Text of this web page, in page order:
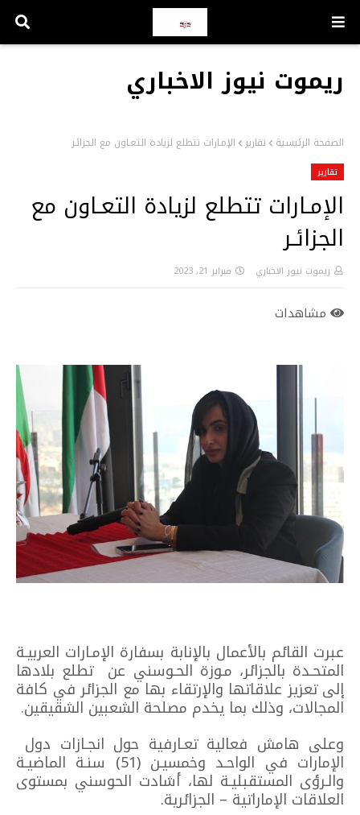
ريموت نيوز الاخباري
الصفحة الرئيسية تقارير الإمـارات تتطلع لزيادة التعـاون مع الجزائـر
تقارير
الإمـارات تتطلع لزيادة التعـاون مع
الجزائـر
ريموت نيوز الاخباري فبراير 21, 2023
مشاهدات
عبرت القائم بالأعمال بالإنابة بسفارة الإمـارات العربيـة
المتحـدة بالجزائر، مـوزة الحـوسني عن تطلع بلادها
إلى تعزيز علاقاتها والإرتقاء بها مع الجزائر في كافة
المجالات، وذلك بما يخدم مصلحة الشعبين الشقيقين.
وعلى هامش فعالية تعـارفية حول انجـازات دول
الإمارات في الواحـد وخمسيـن (51) سنـة الماضيـة
والـرؤى المستقبليـة لها، أشادت الحوسني بمستوى
العلاقات الإماراتية – الجزائرية.